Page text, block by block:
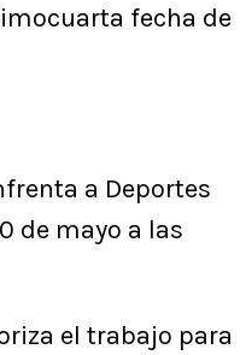
fecha de
a Deportes
de mayo a las
el trabajo para